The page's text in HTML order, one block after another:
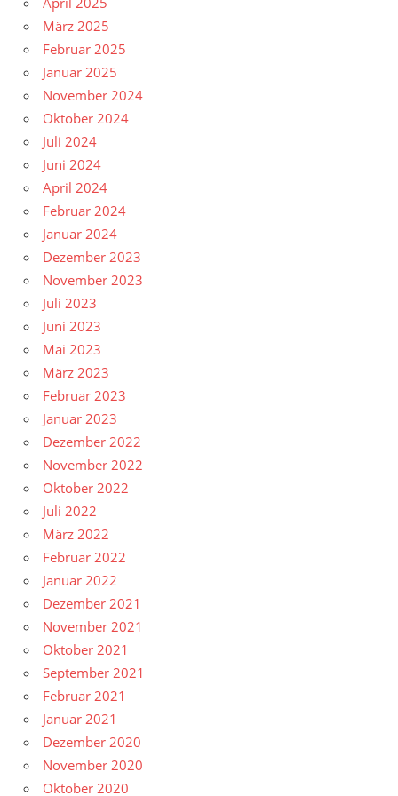
März 2025
Februar 2025
Januar 2025
November 2024
Oktober 2024
Juli 2024
Juni 2024
April 2024
Februar 2024
Januar 2024
Dezember 2023
November 2023
Juli 2023
Juni 2023
Mai 2023
März 2023
Februar 2023
Januar 2023
Dezember 2022
November 2022
Oktober 2022
Juli 2022
März 2022
Februar 2022
Januar 2022
Dezember 2021
November 2021
Oktober 2021
September 2021
Februar 2021
Januar 2021
Dezember 2020
November 2020
Oktober 2020